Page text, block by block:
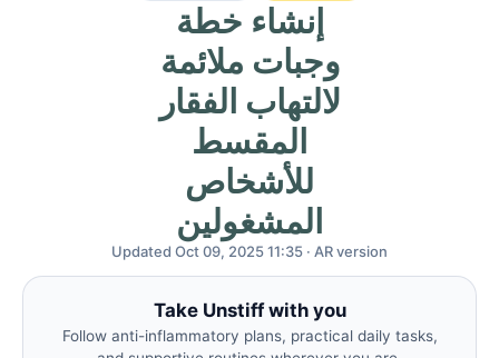
إنشاء خطة
وجبات ملائمة
لالتهاب الفقار
المقسط
للأشخاص
المشغولين
Updated Oct 09, 2025 11:35 · AR version
Take Unstiff with you
Follow anti-inflammatory plans, practical daily tasks,